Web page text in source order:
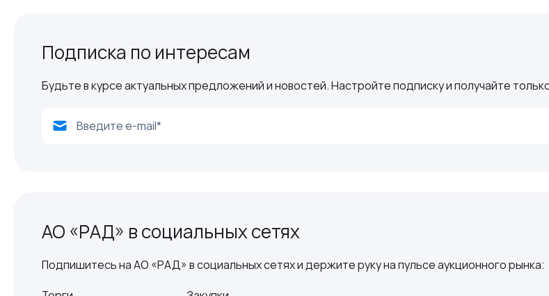
Подписка по интересам
Будьте в курсе актуальных предложений и новостей. Настройте подписку и получайте
АО «РАД» в социальных сетях
Подпишитесь на АО «РАД» в социальных сетях и держите руку на пульсе аукционного рынка: